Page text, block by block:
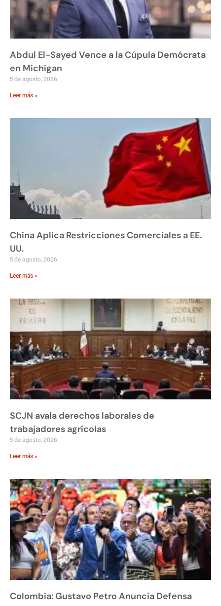
Abdul El-Sayed Vence a la Cúpula Demócrata
en Michigan
5 de agosto, 2026
Leer más »
China Aplica Restricciones Comerciales a EE.
UU.
5 de agosto, 2026
Leer más »
SCJN avala derechos laborales de
trabajadores agrícolas
5 de agosto, 2026
Leer más »
Colombia: Gustavo Petro Anuncia Defensa